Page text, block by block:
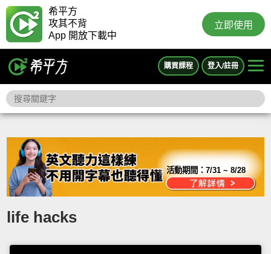
希平方
攻其不背
App 開放下載中
立即使用
購買課程 登入/註冊
活動期間：7/31 ~ 8/28
life hacks